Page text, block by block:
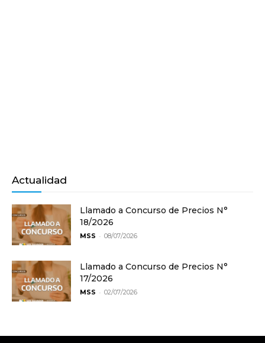
Actualidad
Llamado a Concurso de Precios N°
18/2026
MSS - 08/07/2026
Llamado a Concurso de Precios N°
17/2026
MSS - 02/07/2026